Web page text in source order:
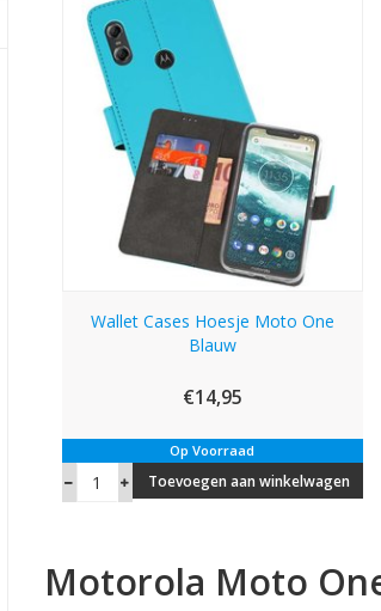
Wallet Cases Hoesje Moto One
Blauw
€14,95
Op Voorraad
Toevoegen aan winkelwagen
Motorola Moto